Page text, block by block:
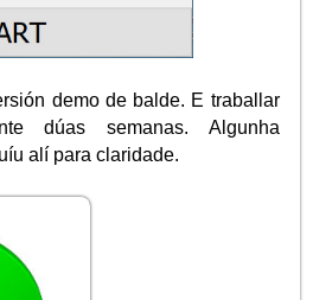
demo de balde. E traballar
dúas semanas. Algunha
alí para claridade.